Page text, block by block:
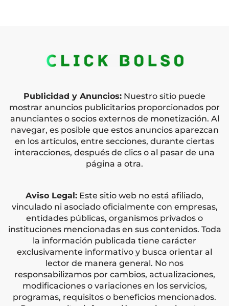
Publicidad y Anuncios: Nuestro sitio puede
mostrar anuncios publicitarios proporcionados por
anunciantes o socios externos de monetización. Al
navegar, es posible que estos anuncios aparezcan
en los artículos, entre secciones, durante ciertas
interacciones, después de clics o al pasar de una
página a otra.
Aviso Legal: Este sitio web no está afiliado,
vinculado ni asociado oficialmente con empresas,
entidades públicas, organismos privados o
instituciones mencionadas en sus contenidos. Toda
la información publicada tiene carácter
exclusivamente informativo y busca orientar al
lector de manera general. No nos
responsabilizamos por cambios, actualizaciones,
modificaciones o variaciones en los servicios,
programas, requisitos o beneficios mencionados.